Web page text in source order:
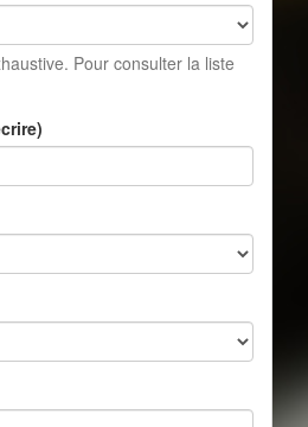
Pour consulter la liste